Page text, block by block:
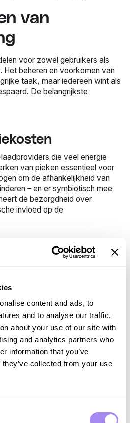
content and ads, to
and to analyse our traffic.
about your use of our site with
and analytics partners who
information that you’ve
collected from your use
van
voor zowel gebruikers als
Het beheren en voorkomen van
taak, maar iedereen wint als
De belangrijkste
die veel energie
van pieken essentieel voor
om de afhankelijkheid van
– en er symbiotisch mee
de bezorgdheid over
invloed op de
dat het energienet duurzaam kan
we het energieverbruik kunnen
distributie en manieren
laadtijden te beperken.
te garanderen. Indien